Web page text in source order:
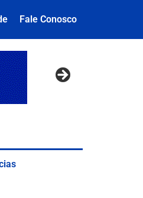
Fale Conosco